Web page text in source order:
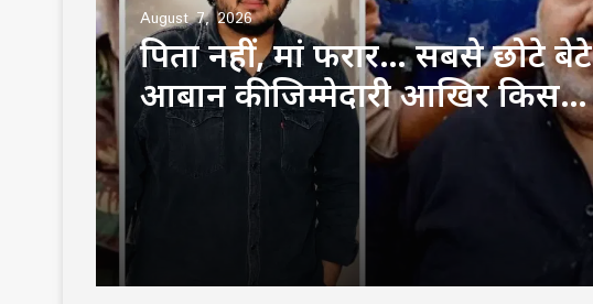
August 7, 2026
पिता नहीं, मां फरार… सबसे छोटे बेटे
आबान की जिम्मेदारी आखिर किसने
उठाई?